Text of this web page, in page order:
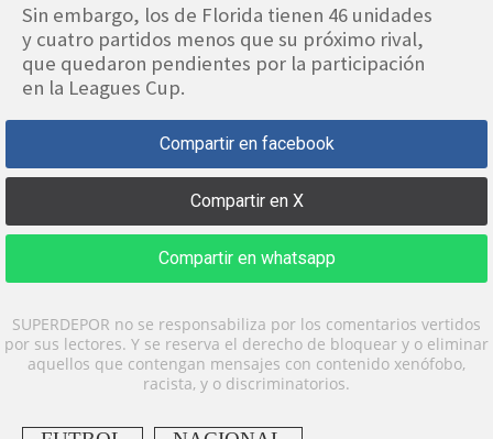
Sin embargo, los de Florida tienen 46 unidades
y cuatro partidos menos que su próximo rival,
que quedaron pendientes por la participación
en la Leagues Cup.
Compartir en facebook
Compartir en X
Compartir en whatsapp
SUPERDEPOR no se responsabiliza por los comentarios vertidos
por sus lectores. Y se reserva el derecho de bloquear y o eliminar
aquellos que contengan mensajes con contenido xenófobo,
racista, y o discriminatorios.